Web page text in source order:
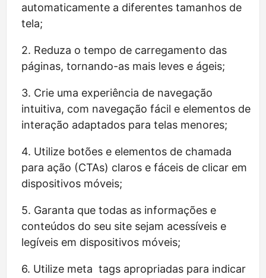
automaticamente a diferentes tamanhos de
tela;
Reduza o tempo de carregamento das
páginas, tornando-as mais leves e ágeis;
Crie uma experiência de navegação
intuitiva, com navegação fácil e elementos de
interação adaptados para telas menores;
Utilize botões e elementos de chamada
para ação (CTAs) claros e fáceis de clicar em
dispositivos móveis;
Garanta que todas as informações e
conteúdos do seu site sejam acessíveis e
legíveis em dispositivos móveis;
Utilize meta tags apropriadas para indicar